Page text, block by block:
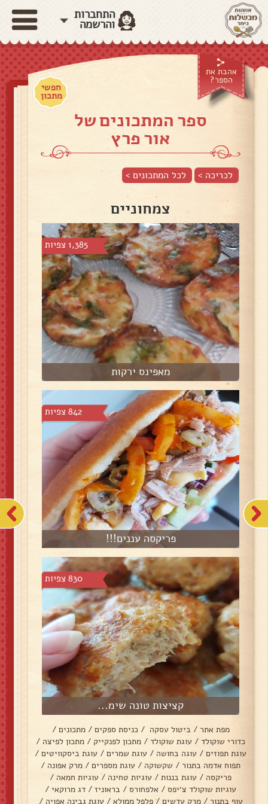
התחברות
והרשמה
אהבת את
הספר?
חפשי
מתכון
ספר המתכונים של
אור פרץ
לכריכה > לכל המתכונים >
צמחוניים
1,385 צפיות
מאפינס ירקות
842 צפיות
פריקסה עננים!!!
830 צפיות
קציצות טונה שימ...
מפת אתר / ביטול עסקה / כניסת ספקים / מתכונים /
כדורי שוקולד / עוגת שוקולד / מתכון לפנקייק / מתכון לפיצה /
עוגת תפוזים / עוגה בחושה / עוגת שמרים / עוגת ביסקוויטים /
תפוח אדמה בתנור / שקשוקה / עוגת מספרים / מרק אפונה /
פריקסה / עוגת בננות / עוגיות טחינה / עוגיות חמאה /
עוגיות שוקולד צ׳יפס / אלפחורס / בראוניז / דג מרוקאי /
עוף בתנור / מרק עדשים / פלפל ממולא / עוגת גבינה אפויה /